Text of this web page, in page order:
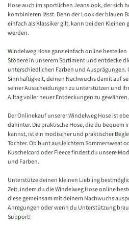
Hose auch im sportlichen Jeanslook, der sich
kombinieren lässt. Denn der Look der blauen
einfach als Klassiker gilt, kann bei den
werden.
Windelweg Hose ganz einfach online bestellen
Stöbere in unserem Sortiment und entdecke
unterschiedlichen Farben und
Sinnhaftigkeit, deinen Nachwuchs damit auf
seiner Ausscheidungen zu unterstützen und
Alltag voller neuer Entdeckungen zu gewähren.
Der Onlinekauf unserer Windelweg Hose ist
dahinter. Die praktische Hose, die du bequem
kannst, ist ein modischer und praktischer
Tochter. Ob bunt aus leichtem Sommersweat
Kuschelcord oder Fleece findest du unsere
und Farben.
Unterstütze deinen kleinen Liebling
Zeit, indem du die Windelweg Hose online
diese gemeinsam mit deinem Nachwuchs
Anregungen oder wenn du Unterstützung
Support!